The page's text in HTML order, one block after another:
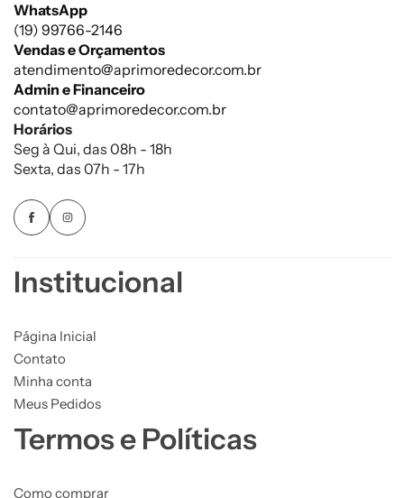
WhatsApp
(19) 99766-2146
Vendas e Orçamentos
atendimento@aprimoredecor.com.br
Admin e Financeiro
contato@aprimoredecor.com.br
Horários
Seg à Qui, das 08h - 18h
Sexta, das 07h - 17h
Institucional
Página Inicial
Contato
Minha conta
Meus Pedidos
Termos e Políticas
Como comprar